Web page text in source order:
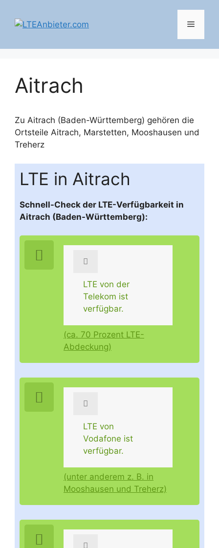
Inhalt
springen
Menü
Aitrach
Zu Aitrach (Baden-Württemberg) gehören die
Ortsteile Aitrach, Marstetten, Mooshausen und
Treherz
LTE in Aitrach
Schnell-Check der LTE-Verfügbarkeit in
Aitrach (Baden-Württemberg):
LTE von der
Telekom ist
verfügbar.
(ca. 70 Prozent LTE-
Abdeckung)
LTE von
Vodafone ist
verfügbar.
(unter anderem z. B. in
Mooshausen und Treherz)